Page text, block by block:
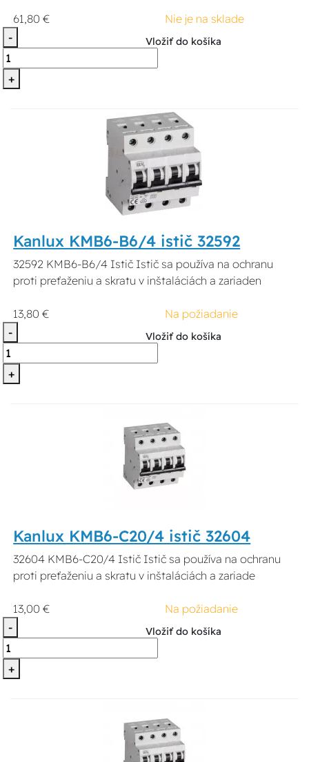
61,80 €
Nie je na sklade
-
+
Vložiť do košíka
Kanlux KMB6-B6/4 istič 32592
32592 KMB6-B6/4 Istič Istič sa používa na ochranu
proti preťaženiu a skratu v inštaláciách a zariaden
13,80 €
Na požiadanie
-
+
Vložiť do košíka
Kanlux KMB6-C20/4 istič 32604
32604 KMB6-C20/4 Istič Istič sa používa na ochranu
proti preťaženiu a skratu v inštaláciách a zariade
13,00 €
Na požiadanie
-
+
Vložiť do košíka